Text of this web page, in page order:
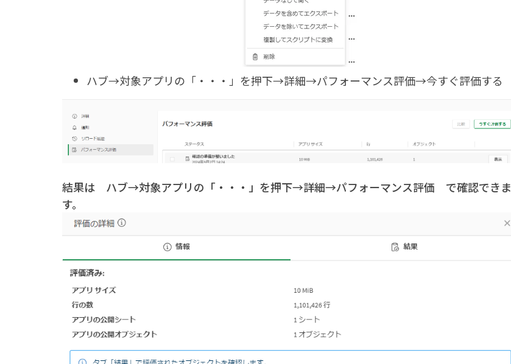
ハブ→対象アプリの「・・・」を押下→詳細→パフォーマンス評価→今すぐ評価する
結果は ハブ→対象アプリの「・・・」を押下→詳細→パフォーマンス評価 で確認できま
す。